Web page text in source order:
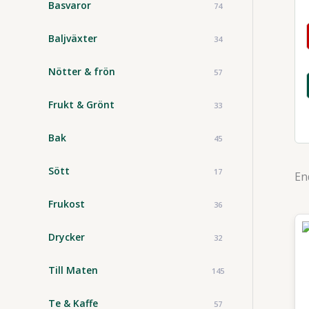
Basvaror 74
Baljväxter 34
Nötter & frön 57
Frukt & Grönt 33
Bak 45
Sött 17
Frukost 36
Drycker 32
Till Maten 145
Te & Kaffe 57